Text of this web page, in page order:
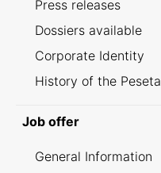
Press releases
Dossiers available
Corporate Identity
History of the Peseta
Job offer
General Information